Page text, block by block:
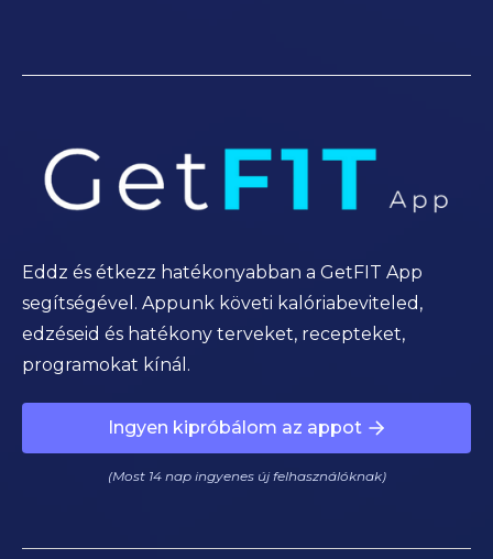
Eddz és étkezz hatékonyabban a GetFIT App
segítségével. Appunk követi kalóriabeviteled,
edzéseid és hatékony terveket, recepteket,
programokat kínál.
Ingyen kipróbálom az appot
(Most 14 nap ingyenes új felhasználóknak)